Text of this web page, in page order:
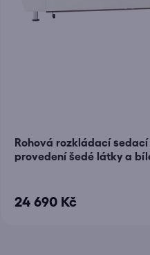
Rohová rozkládací
provedení šedé látky a
24 690 Kč